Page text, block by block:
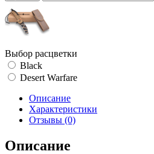
Выбор расцветки
Black
Desert Warfare
Описание
Характеристики
Отзывы (0)
Описание